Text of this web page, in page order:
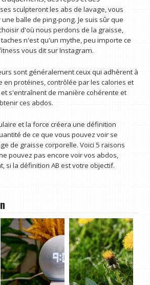
sculpteront les abs de lavage, vous
balle de ping-pong. Je suis sûr que
d'où nous perdons de la graisse,
n'est qu'un mythe, peu importe ce
vous dit sur Instagram.
sont généralement ceux qui adhèrent à
en protéines, contrôlée par les calories et
s'entraînent de manière cohérente et
ces abdos.
et la force créera une définition
de ce que vous pouvez voir se
de graisse corporelle. Voici 5 raisons
pouvez pas encore voir vos abdos,
si la définition AB est votre objectif.